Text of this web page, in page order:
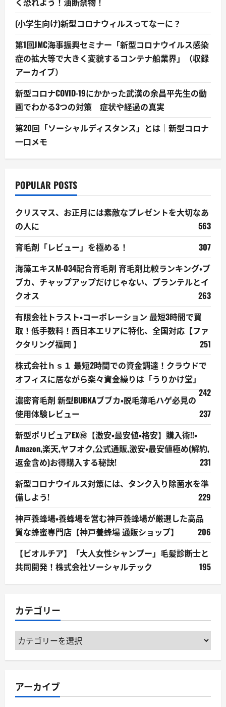
(小学生向け)新型コロナウィルスってなーに？
第1回JMC海事振興セミナー「新型コロナウイルス感染
症の拡大等で大きく変貌するコンテナ船業界」（収録
アーカイブ）
新型コロナCOVID-19にかかった武漢の余昌平先生の動
画でわかる3つの対策 症状や経過の真実
第20回「ソーシャルディスタンス」とは｜新型コロナ
一口メモ
POPULAR POSTS
クリスマス、お正月には素敵なプレゼントを大切なあ
の人に
563
育毛剤「レビュー」を極める！
307
海藻エキスM-034配合育毛剤 育毛剤比較ランキング・ブ
ブカ、チャップアップだけじゃない、プランテルとイ
クオス
263
有限会社トラスト・コーポレーション 最短3時間で買
取！低手数料！西日本エリアに特化、全国対応【ファ
クタリング福岡 】
251
株式会社ｈｓ１ 最短2時間での資金調達！クラウドで
オフィスに居ながら楽々資金繰りは「うりかけ堂」
242
濃密育毛剤 新型BUBKAブブカ・脱毛薄毛ハゲ必見の
使用体験レビュー
237
新型ポリピュアEX㊙【激安・最安値・格安】購入術!!・
Amazon,楽天,ヤフオク,公式通販,激安・最安値極め(解約,
返金含め)お得購入する秘訣!
231
新型コロナウイルス対策には、タンク入り除菌水を準
備しよう!
229
神戸養蜂場・養蜂場を営む神戸養蜂場が厳選した高品
質な蜂蜜専門店【神戸養蜂場 通販ショップ】
206
【ビオルチア】「大人女性シャンプー」毛髪診断士と
共同開発！株式会社ソーシャルテック
195
カテゴリー
カ
テ
ー
アーカイブ